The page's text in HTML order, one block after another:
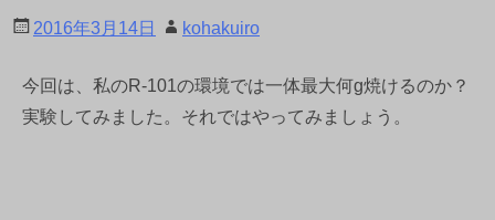
2016年3月14日 kohakuiro
今回は、私のR-101の環境では一体最大何g焼けるのか？
実験してみました。それではやってみましょう。